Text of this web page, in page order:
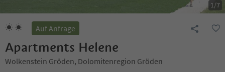
1/7
Auf Anfrage
Apartments Helene
Wolkenstein Gröden, Dolomitenregion Gröden